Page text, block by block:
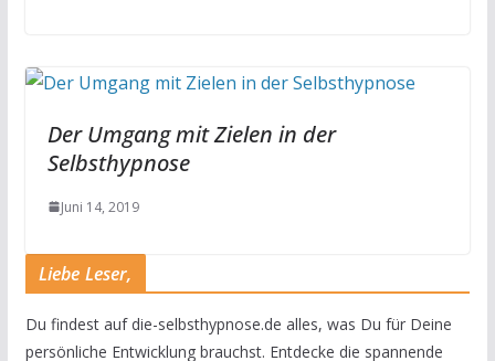
Der Umgang mit Zielen in der
Selbsthypnose
Juni 14, 2019
Liebe Leser,
Du findest auf die-selbsthypnose.de alles, was Du für Deine
persönliche Entwicklung brauchst. Entdecke die spannende